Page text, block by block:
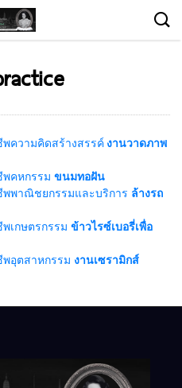
ความคิดสร้างสรรค์ งานวาดภาพ
พคหกรรม ขนมทอฝัน
พพาณิชยกรรมและบริการ ล้างรถ
เกษตรกรรม ข้าวไรซ์เบอรี่เพื่อ
อุตสาหกรรม งานเซรามิกส์